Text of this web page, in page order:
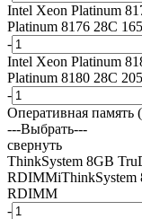
Intel Xeon Platinum
Platinum 8176 28C
-
Intel Xeon Platinum
Platinum 8180 28C
-
Оперативная память
---Выбрать---
свернуть
ThinkSystem 8GB
RDIMMi
RDIMM
-